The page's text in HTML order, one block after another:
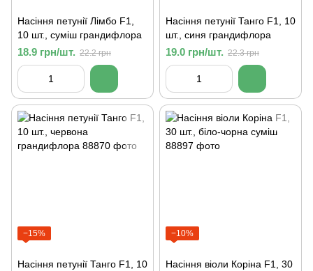
Насіння петунії Лімбо F1,
10 шт., суміш грандифлора
18.9 грн/шт. 22.2 грн
Насіння петунії Танго F1, 10
шт., синя грандифлора
19.0 грн/шт. 22.3 грн
−15%
Насіння петунії Танго F1, 10
−10%
Насіння віоли Коріна F1, 30